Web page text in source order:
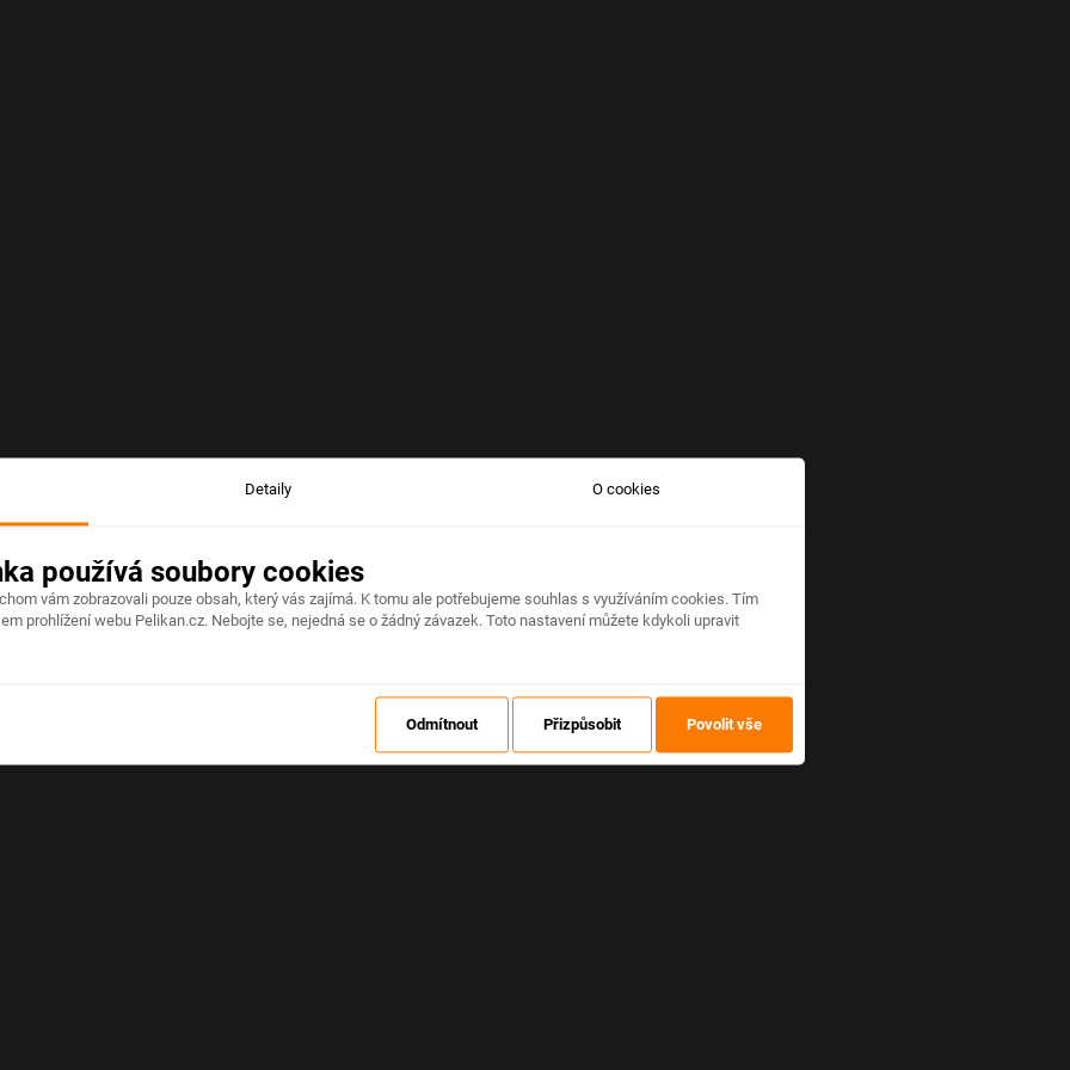
Na stránce došlo k neočekávané chybě
Detaily O cookies
používá soubory cookies
vám zobrazovali pouze obsah, který vás zajímá. K tomu ale potřebujeme souhlas s využíváním cookies. Tím
prohlížení webu Pelikan.cz. Nebojte se, nejedná se o žádný závazek. Toto nastavení můžete kdykoli upravit
Odmítnout Přizpůsobit Povolit vše